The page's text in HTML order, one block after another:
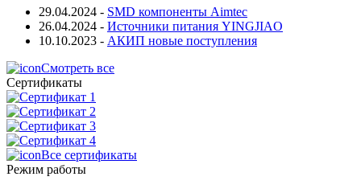
29.04.2024 - SMD компоненты Aimtec
26.04.2024 - Источники питания YINGJIAO
10.10.2023 - АКИП новые поступления
Смотреть все
Сертификаты
Все сертификаты
Режим работы